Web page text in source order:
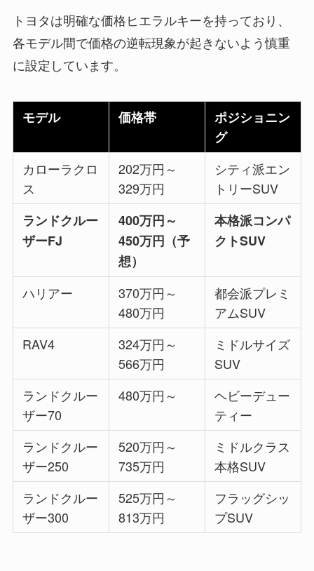
トヨタは明確な価格ヒエラルキーを持っており、
各モデル間で価格の逆転現象が起きないよう慎重
に設定しています。
モデル 価格帯
ポジショニン
グ
カローラクロ
ス
202万円～
329万円
シティ派エン
トリーSUV
ランドクルー
ザーFJ
400万円～
450万円（予
想）
本格派コンパ
クトSUV
ハリアー
370万円～
480万円
都会派プレミ
アムSUV
RAV4
324万円～
566万円
ミドルサイズ
SUV
ランドクルー
ザー70
480万円～
ヘビーデュー
ティー
ランドクルー
ザー250
520万円～
735万円
ミドルクラス
本格SUV
ランドクルー
ザー300
525万円～
813万円
フラッグシッ
プSUV